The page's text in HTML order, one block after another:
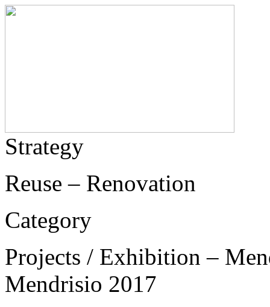
Strategy
Reuse – Renovation
Category
Projects / Exhibition –
Mendrisio 2017